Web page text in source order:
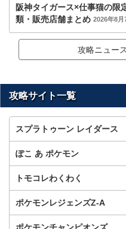
阪神タイガース×仕事猫の限
類・販売店舗まとめ 2026年8
攻略ニュー
攻略サイト一覧
スプラトゥーン レイダース
ぽこ あ ポケモン
トモコレわくわく
ポケモンレジェンズZ-A